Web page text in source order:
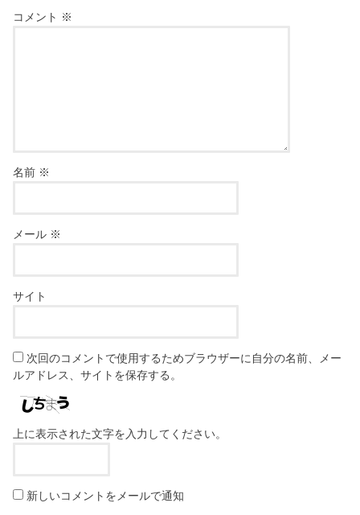
コメント ※
名前 ※
メール ※
サイト
次回のコメントで使用するためブラウザーに自分の名前、メー
ルアドレス、サイトを保存する。
上に表示された文字を入力してください。
新しいコメントをメールで通知